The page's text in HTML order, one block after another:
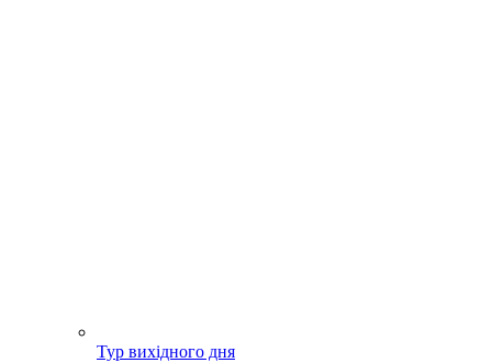
Тур вихідного дня